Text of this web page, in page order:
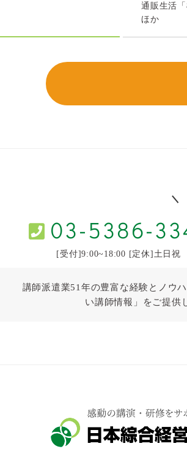
通販生活
ほか
03-5386-
[受付]9:00~18:00 [定休]土日祝
講師派遣業51年の豊富な経験とノウ
い講師情報」をご提供